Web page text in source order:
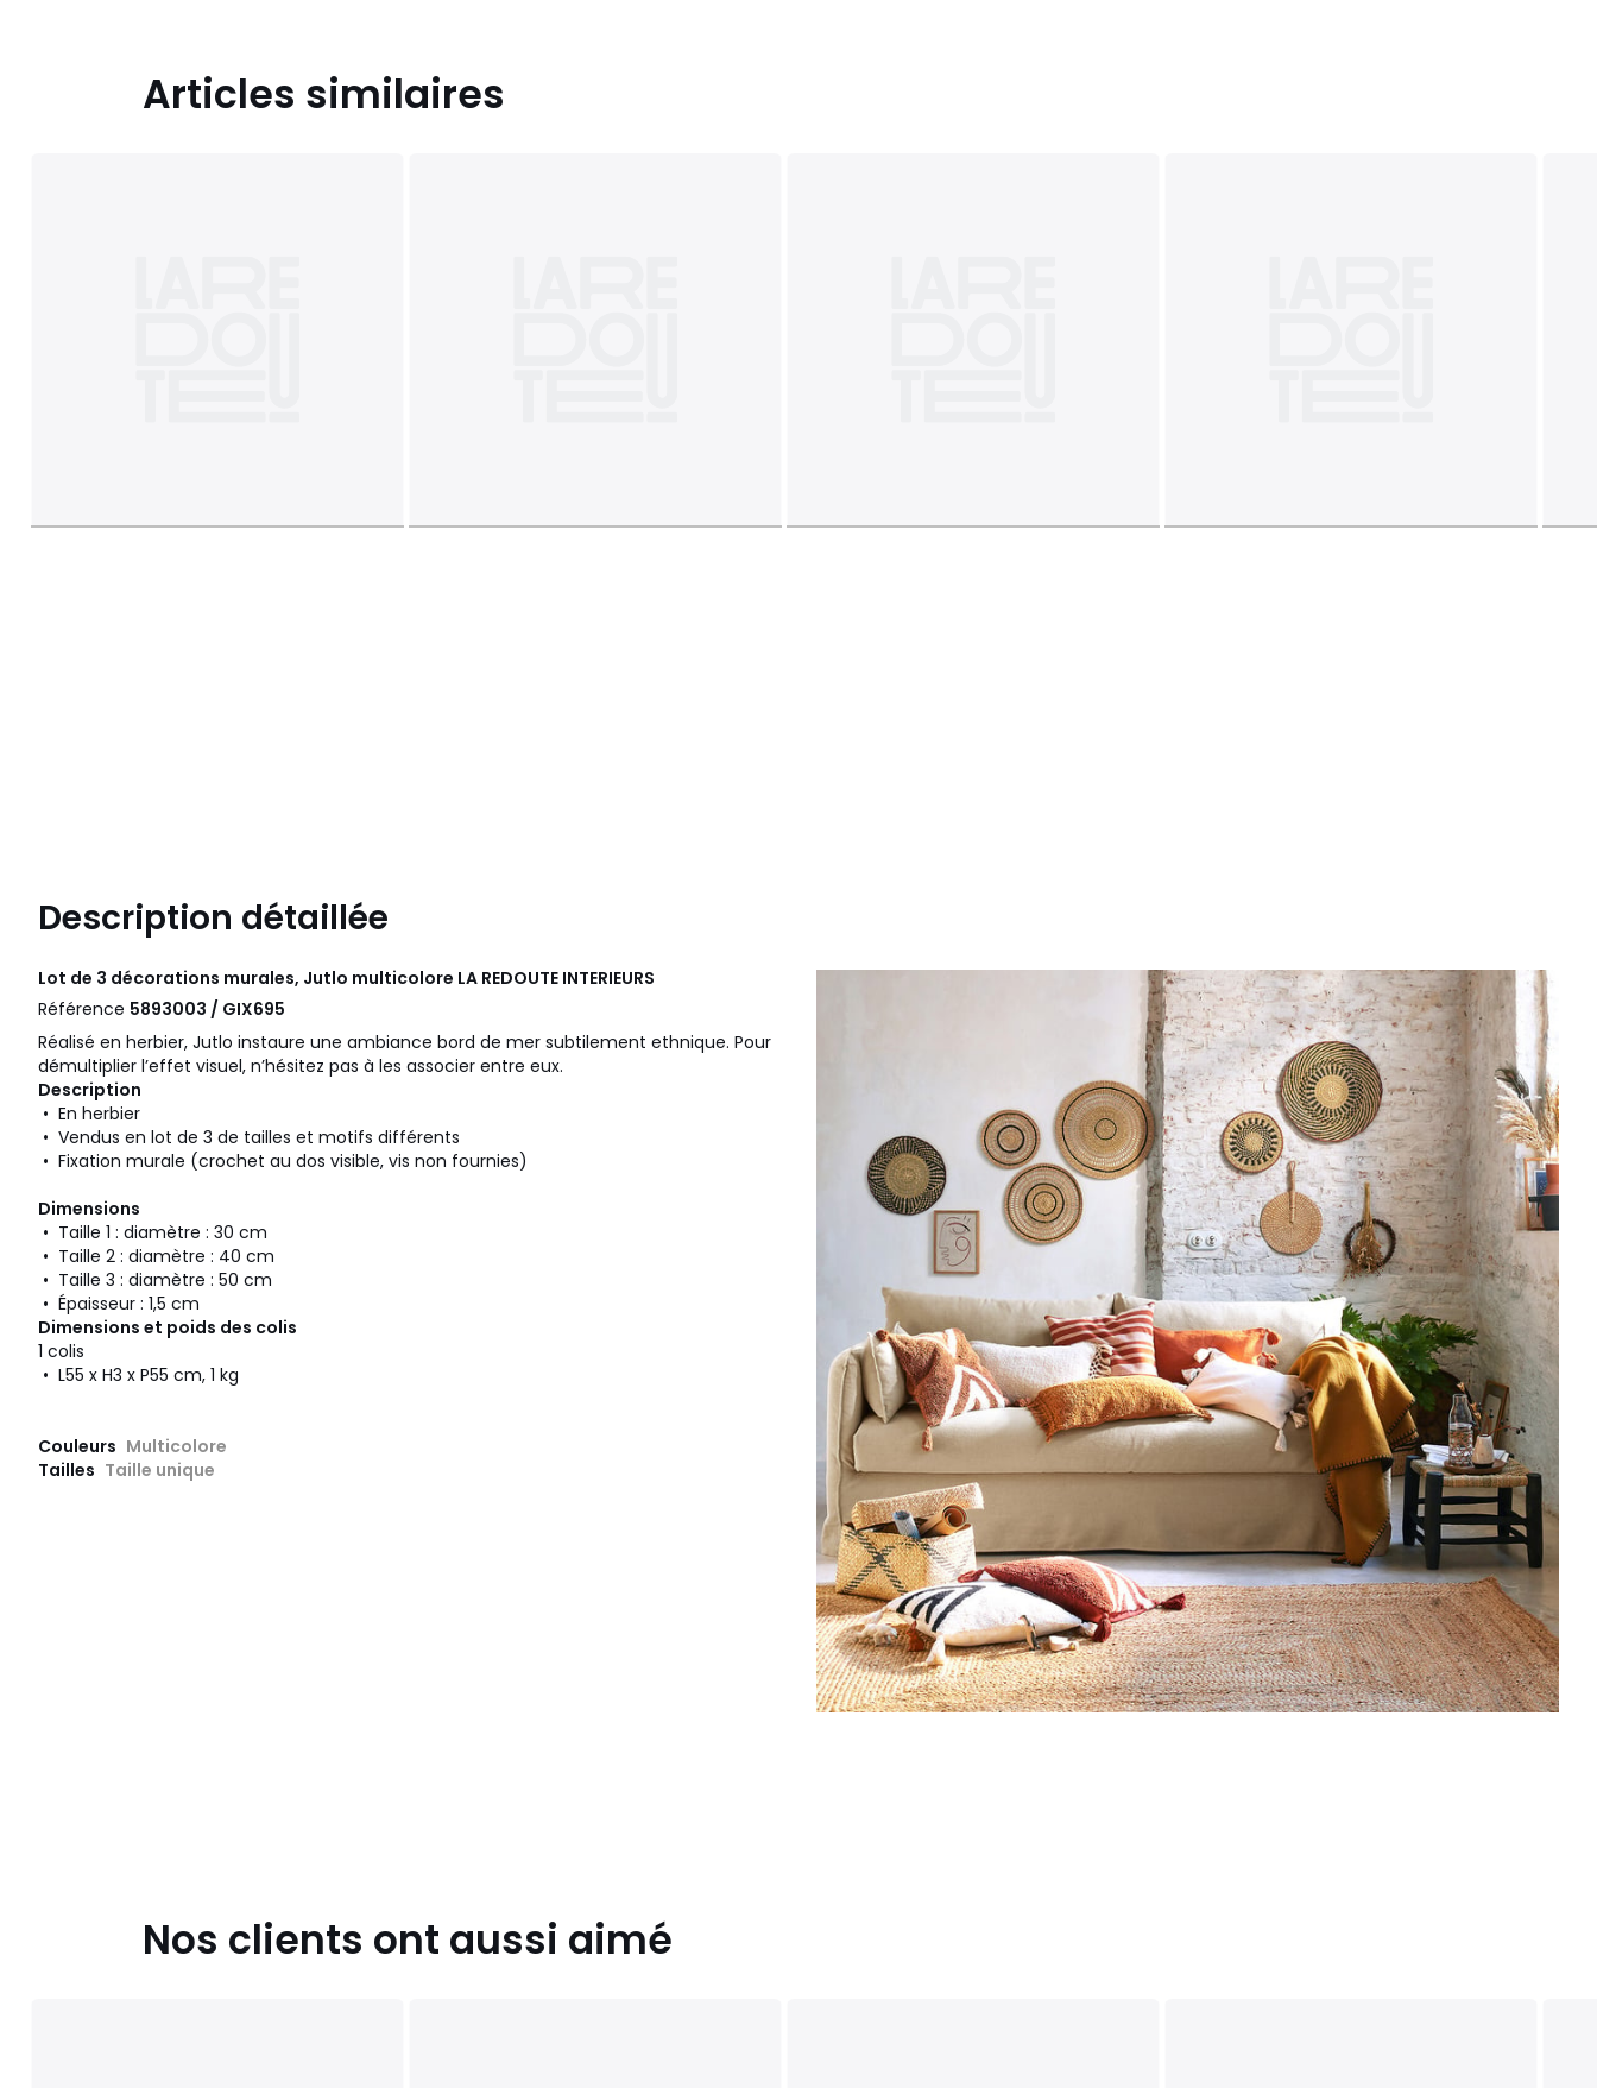
Articles similaires
Description détaillée
Lot de 3 décorations murales, Jutlo multicolore LA REDOUTE INTERIEURS
Référence 5893003 / GIX695
Réalisé en herbier, Jutlo instaure une ambiance bord de mer subtilement ethnique. Pour
démultiplier l’effet visuel, n’hésitez pas à les associer entre eux.
Description
• En herbier
• Vendus en lot de 3 de tailles et motifs différents
• Fixation murale (crochet au dos visible, vis non fournies)
Dimensions
• Taille 1 : diamètre : 30 cm
• Taille 2 : diamètre : 40 cm
• Taille 3 : diamètre : 50 cm
• Épaisseur : 1,5 cm
Dimensions et poids des colis
1 colis
• L55 x H3 x P55 cm, 1 kg
Couleurs Multicolore
Tailles Taille unique
Nos clients ont aussi aimé